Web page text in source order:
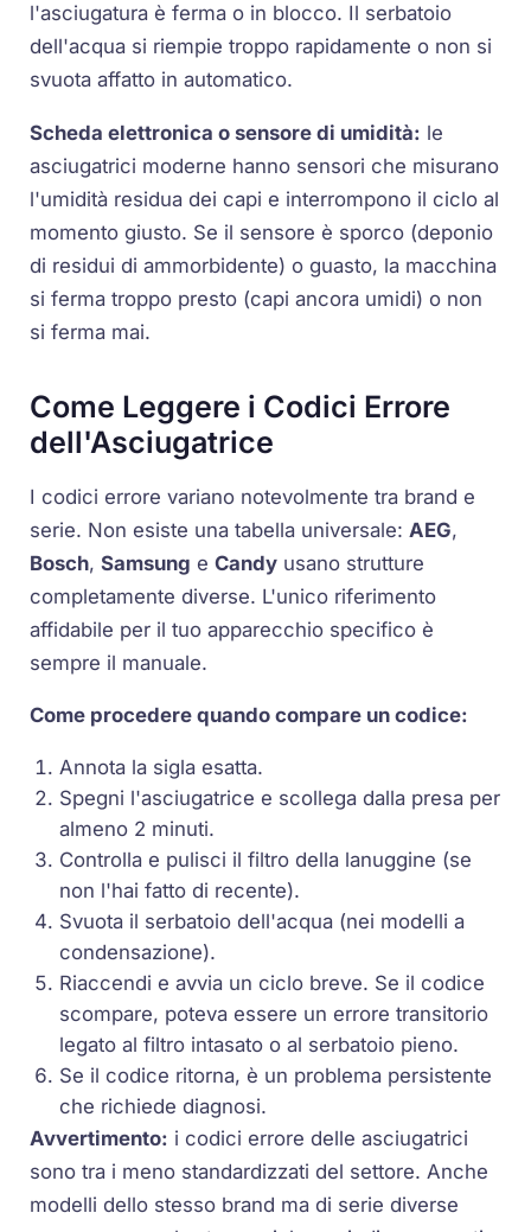
l'asciugatura è ferma o in blocco. Il serbatoio
dell'acqua si riempie troppo rapidamente o non si
svuota affatto in automatico.
Scheda elettronica o sensore di umidità: le
asciugatrici moderne hanno sensori che misurano
l'umidità residua dei capi e interrompono il ciclo al
momento giusto. Se il sensore è sporco (deponio
di residui di ammorbidente) o guasto, la macchina
si ferma troppo presto (capi ancora umidi) o non
si ferma mai.
Come Leggere i Codici Errore
dell'Asciugatrice
I codici errore variano notevolmente tra brand e
serie. Non esiste una tabella universale: AEG,
Bosch,Samsung eCandy usano strutture
completamente diverse. L'unico riferimento
affidabile per il tuo apparecchio specifico è
sempre il manuale.
Come procedere quando compare un codice:
Annota la sigla esatta.
Spegni l'asciugatrice e scollega dalla presa per
almeno 2 minuti.
Controlla e pulisci il filtro della lanuggine (se
non l'hai fatto di recente).
Svuota il serbatoio dell'acqua (nei modelli a
condensazione).
Riaccendi e avvia un ciclo breve. Se il codice
scompare, poteva essere un errore transitorio
legato al filtro intasato o al serbatoio pieno.
Se il codice ritorna, è un problema persistente
che richiede diagnosi.
Avvertimento: i codici errore delle asciugatrici
sono tra i meno standardizzati del settore. Anche
modelli dello stesso brand ma di serie diverse